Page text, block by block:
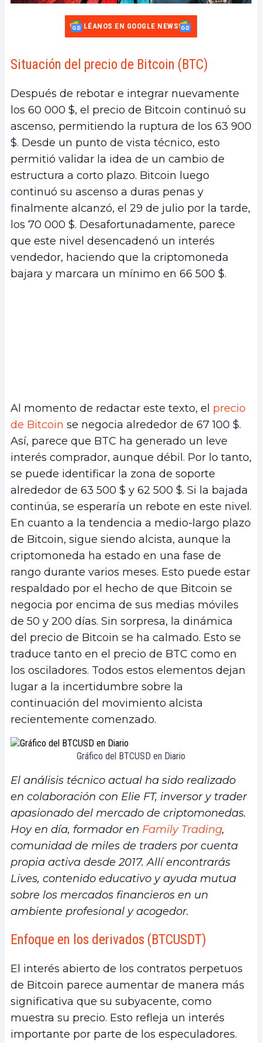
LÉANOS EN GOOGLE NEWS
Situación del precio de Bitcoin (BTC)
Después de rebotar e integrar nuevamente
los 60 000 $, el precio de Bitcoin continuó su
ascenso, permitiendo la ruptura de los 63 900
$. Desde un punto de vista técnico, esto
permitió validar la idea de un cambio de
estructura a corto plazo. Bitcoin luego
continuó su ascenso a duras penas y
finalmente alcanzó, el 29 de julio por la tarde,
los 70 000 $. Desafortunadamente, parece
que este nivel desencadenó un interés
vendedor, haciendo que la criptomoneda
bajara y marcara un mínimo en 66 500 $.
Al momento de redactar este texto, el precio
de Bitcoin se negocia alrededor de 67 100 $.
Así, parece que BTC ha generado un leve
interés comprador, aunque débil. Por lo tanto,
se puede identificar la zona de soporte
alrededor de 63 500 $ y 62 500 $. Si la bajada
continúa, se esperaría un rebote en este nivel.
En cuanto a la tendencia a medio-largo plazo
de Bitcoin, sigue siendo alcista, aunque la
criptomoneda ha estado en una fase de
rango durante varios meses. Esto puede estar
respaldado por el hecho de que Bitcoin se
negocia por encima de sus medias móviles
de 50 y 200 días. Sin sorpresa, la dinámica
del precio de Bitcoin se ha calmado. Esto se
traduce tanto en el precio de BTC como en
los osciladores. Todos estos elementos dejan
lugar a la incertidumbre sobre la
continuación del movimiento alcista
recientemente comenzado.
Gráfico del BTCUSD en Diario
El análisis técnico actual ha sido realizado
en colaboración con Elie FT, inversor y trader
apasionado del mercado de criptomonedas.
Hoy en día, formador en Family Trading,
comunidad de miles de traders por cuenta
propia activa desde 2017. Allí encontrarás
Lives, contenido educativo y ayuda mutua
sobre los mercados financieros en un
ambiente profesional y acogedor.
Enfoque en los derivados (BTCUSDT)
El interés abierto de los contratos perpetuos
de Bitcoin parece aumentar de manera más
significativa que su subyacente, como
muestra su precio. Esto refleja un interés
importante por parte de los especuladores.